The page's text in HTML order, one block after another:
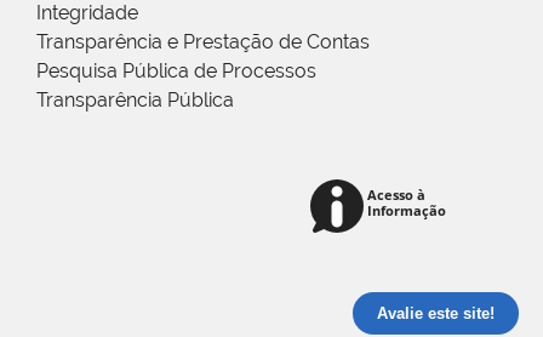
Integridade
Transparência e Prestação de Contas
Pesquisa Pública de Processos
Transparência Pública
Avalie este site!